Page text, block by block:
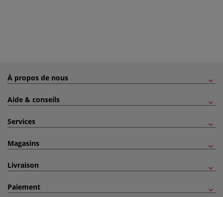
À propos de nous
Aide & conseils
Services
Magasins
Livraison
Paiement